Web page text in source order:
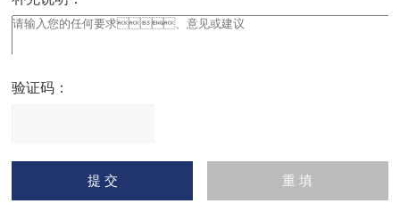
验证码：
请
输入计算结果（填写阿拉